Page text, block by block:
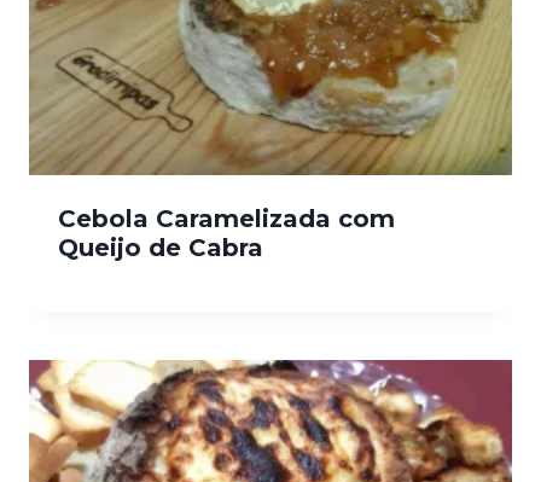
Cebola Caramelizada com
Queijo de Cabra